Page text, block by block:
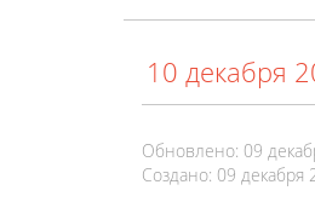
10 декабря
Обновлено: 09
Создано: 09 декабря